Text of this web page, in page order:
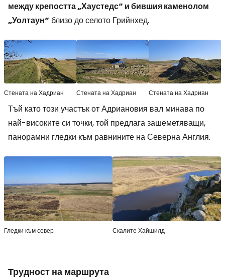
между крепостта „Хаустедс“ и бившия каменолом
„Уолтаун“ близо до селото Грийнхед.
Стената на Хадриан Стената на Хадриан Стената на Хадриан
Тъй като този участък от Адриановия вал минава по
най-високите си точки, той предлага зашеметяващи,
панорамни гледки към равнините на Северна Англия.
Гледки към север Скалите Хайшилд
Трудност на маршрута